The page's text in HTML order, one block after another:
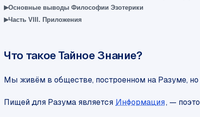
▸Основные выводы Философии Эзотерики
▸Часть VIII. Приложения
Что такое Тайное Знание?
Мы живём в обществе, построенном на Разуме, но
Пищей для Разума является Информация, —